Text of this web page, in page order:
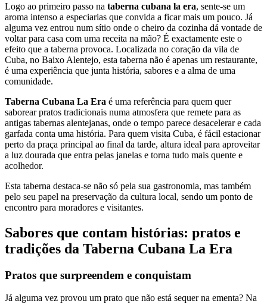
Logo ao primeiro passo na taberna cubana la era, sente-se um
aroma intenso a especiarias que convida a ficar mais um pouco. Já
alguma vez entrou num sítio onde o cheiro da cozinha dá vontade de
voltar para casa com uma receita na mão? É exactamente este o
efeito que a taberna provoca. Localizada no coração da vila de
Cuba, no Baixo Alentejo, esta taberna não é apenas um restaurante,
é uma experiência que junta história, sabores e a alma de uma
comunidade.
Taberna Cubana La Era é uma referência para quem quer
saborear pratos tradicionais numa atmosfera que remete para as
antigas tabernas alentejanas, onde o tempo parece desacelerar e cada
garfada conta uma história. Para quem visita Cuba, é fácil estacionar
perto da praça principal ao final da tarde, altura ideal para aproveitar
a luz dourada que entra pelas janelas e torna tudo mais quente e
acolhedor.
Esta taberna destaca-se não só pela sua gastronomia, mas também
pelo seu papel na preservação da cultura local, sendo um ponto de
encontro para moradores e visitantes.
Sabores que contam histórias: pratos e
tradições da Taberna Cubana La Era
Pratos que surpreendem e conquistam
Já alguma vez provou um prato que não está sequer na ementa? Na